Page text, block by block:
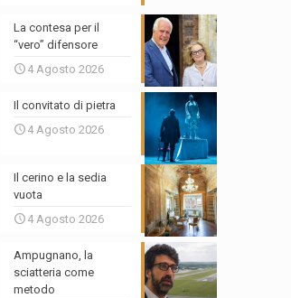
La contesa per il
“vero” difensore
4 Agosto 2026
Il convitato di pietra
4 Agosto 2026
Il cerino e la sedia
vuota
4 Agosto 2026
Ampugnano, la
sciatteria come
metodo